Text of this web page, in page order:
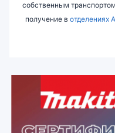
собственным
получение в отделениях